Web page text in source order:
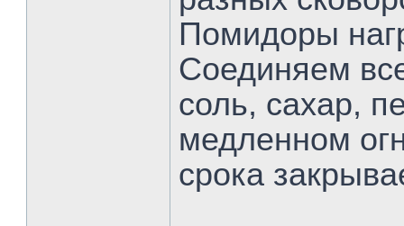
Помидоры
Соединяем
соль, сахар,
медленном
срока